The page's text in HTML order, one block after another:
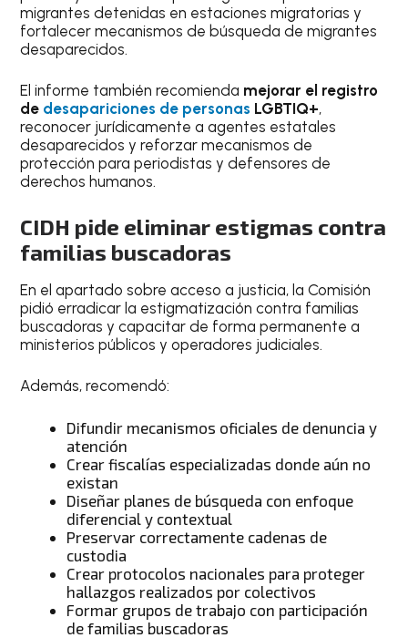
migrantes detenidas en estaciones migratorias y
fortalecer mecanismos de búsqueda de migrantes
desaparecidos.
El informe también recomienda mejorar el registro
de desapariciones de personas LGBTIQ+,
reconocer jurídicamente a agentes estatales
desaparecidos y reforzar mecanismos de
protección para periodistas y defensores de
derechos humanos.
CIDH pide eliminar estigmas contra
familias buscadoras
En el apartado sobre acceso a justicia, la Comisión
pidió erradicar la estigmatización contra familias
buscadoras y capacitar de forma permanente a
ministerios públicos y operadores judiciales.
Además, recomendó:
Difundir mecanismos oficiales de denuncia y
atención
Crear fiscalías especializadas donde aún no
existan
Diseñar planes de búsqueda con enfoque
diferencial y contextual
Preservar correctamente cadenas de
custodia
Crear protocolos nacionales para proteger
hallazgos realizados por colectivos
Formar grupos de trabajo con participación
de familias buscadoras